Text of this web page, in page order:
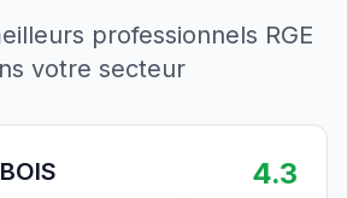
professionnels RGE
votre secteur
4.3